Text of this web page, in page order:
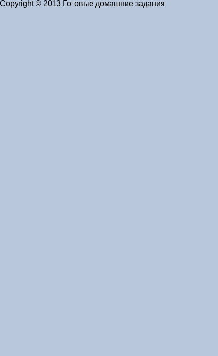
Copyright © 2013 Готовые домашние задания